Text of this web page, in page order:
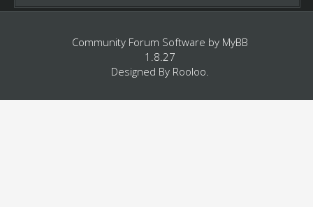
Community Forum Software by MyBB
1.8.27
Designed By Rooloo.